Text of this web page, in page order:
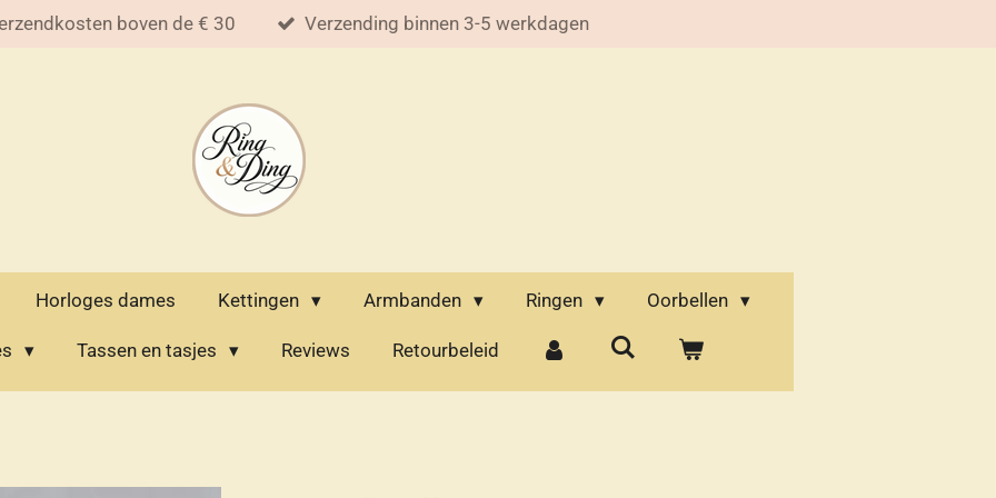
boven de € 30 Verzending binnen 3-5 werkdagen
Horloges dames Kettingen Armbanden Ringen Oorbellen
Tassen en tasjes Reviews Retourbeleid